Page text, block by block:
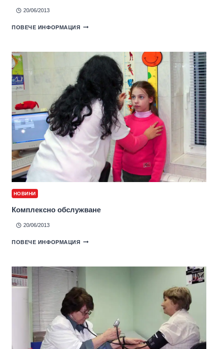
20/06/2013
ПОВЕЧЕ ИНФОРМАЦИЯ
НОВИНИ
Комплексно обслужване
20/06/2013
ПОВЕЧЕ ИНФОРМАЦИЯ